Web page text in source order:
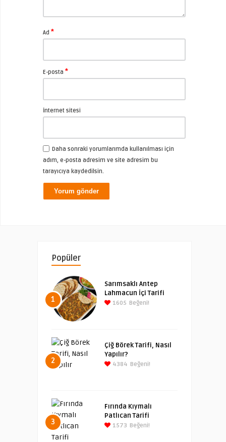
Ad *
E-posta *
İnternet sitesi
Daha sonraki yorumlarımda kullanılması için
adım, e-posta adresim ve site adresim bu
tarayıcıya kaydedilsin.
Popüler
1
Sarımsaklı Antep
Lahmacun İçi Tarifi
1605 Beğeni!
2
Çiğ Börek Tarifi, Nasıl
Yapılır?
4384 Beğeni!
3
Fırında Kıymalı
Patlıcan Tarifi
1573 Beğeni!